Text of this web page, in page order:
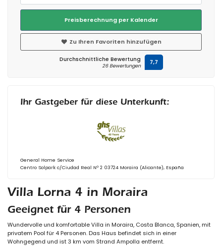
Villa Lorna 4 in Moraira
Geeignet für 4 Personen
Wundervolle und komfortable Villa in Moraira, Costa Blanca, Spanien, mit
privatem Pool für 4 Personen. Das Haus befindet sich in einer
Wohngegend und ist 3 km vom Strand Ampolla entfernt.
Preisberechnung per Kalender
Zu Ihren Favoriten hinzufügen
Durchschnittliche Bewertung
26 Bewertungen 7,7
Ihr Gastgeber für diese Unterkunft:
General Home Service
Centro Solpark c/Ciudad Real Nº 2 03724 Moraira (Alicante), España